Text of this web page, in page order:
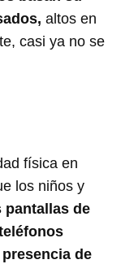
altos en
casi ya no se
física en
los niños y
pantallas de
de